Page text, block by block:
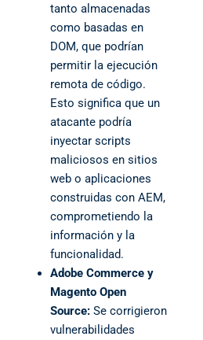
tanto almacenadas
como basadas en
DOM, que podrían
permitir la ejecución
remota de código.
Esto significa que un
atacante podría
inyectar scripts
maliciosos en sitios
web o aplicaciones
construidas con AEM,
comprometiendo la
información y la
funcionalidad.
Adobe Commerce y
Magento Open
Source:Se corrigieron
vulnerabilidades